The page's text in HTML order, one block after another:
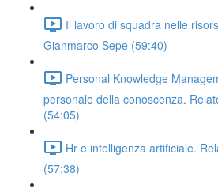
Il lavoro di squadra nelle
Gianmarco Sepe (59:40)
Personal Knowledge
personale della conoscenza.
(54:05)
Hr e intelligenza artificiale.
(57:38)